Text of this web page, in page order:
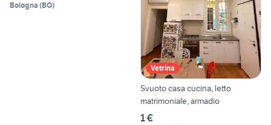
Bologna (BO)
Vetrina
Svuoto casa cucina, letto
matrimoniale, armadio
1 €